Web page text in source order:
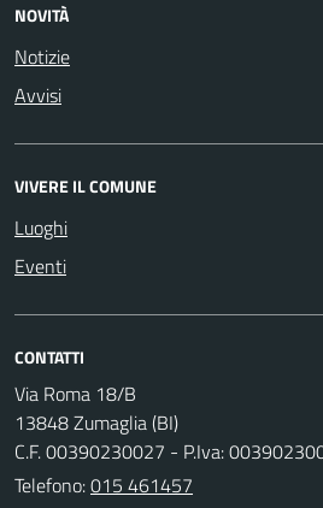
NOVITÀ
Notizie
Avvisi
VIVERE IL COMUNE
Luoghi
Eventi
CONTATTI
Via Roma 18/B
13848 Zumaglia (BI)
C.F. 00390230027 - P.Iva:
Telefono:015 461457